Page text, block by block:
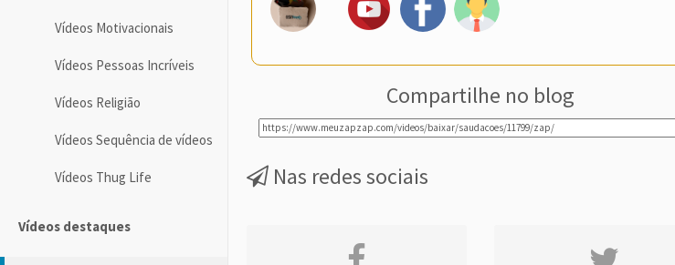
Vídeos Motivacionais
Vídeos Pessoas Incríveis
Vídeos Religião
Vídeos Sequência de vídeos
Vídeos Thug Life
Vídeos destaques
Compartilhe no blog
Nas redes sociais